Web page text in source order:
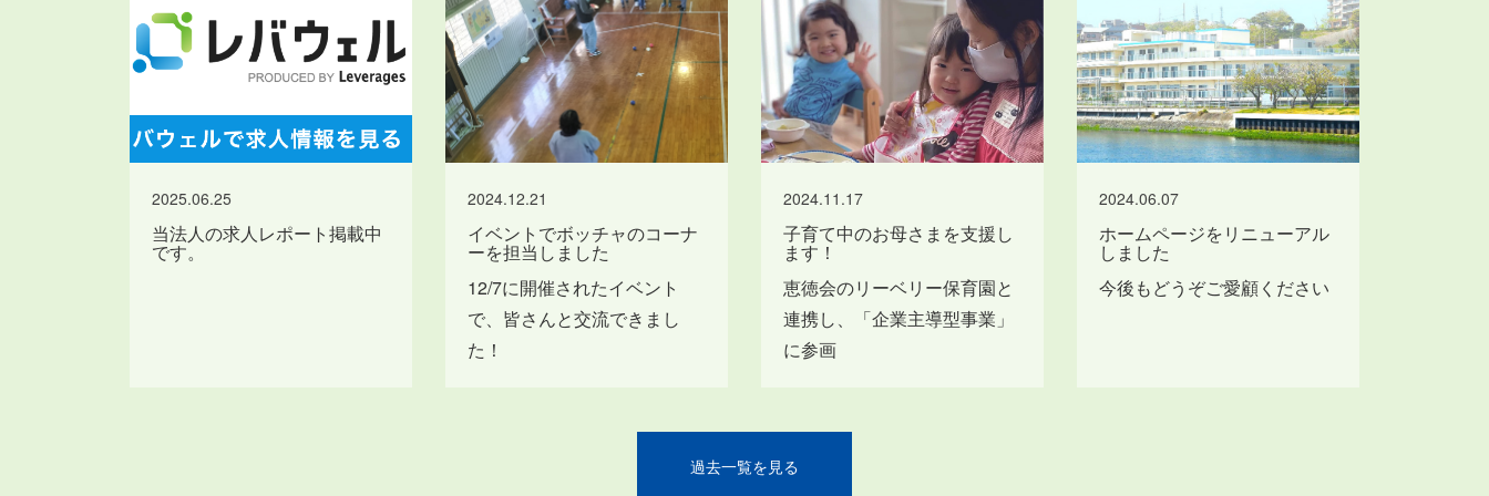
2025.06.25
当法人の求人レポート掲載中
です。
2024.12.21
イベントでボッチャのコーナ
ーを担当しました
12/7に開催されたイベント
で、皆さんと交流できまし
た！
2024.11.17
子育て中のお母さまを支援し
ます！
恵徳会のリーベリー保育園と
連携し、「企業主導型事業」
に参画
2024.06.07
ホームページをリニューアル
しました
今後もどうぞご愛顧ください
過去一覧を見る